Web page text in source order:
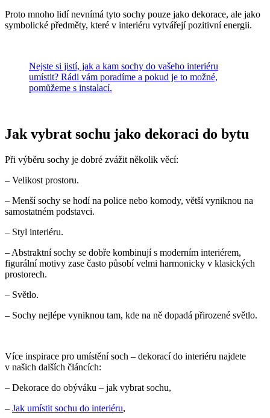
Proto mnoho lidí nevnímá tyto sochy pouze jako dekorace, ale jako
symbolické předměty, které v interiéru vytvářejí pozitivní energii.
Nejste si jistí, jak a kam sochy do vašeho interiéru
umístit? Rádi vám poradíme a pokud je to možné,
pomůžeme s instalací.
Jak vybrat sochu jako dekoraci do bytu
Při výběru sochy je dobré zvážit několik věcí:
– Velikost prostoru.
– Menší sochy se hodí na police nebo komody, větší vyniknou na
samostatném podstavci.
– Styl interiéru.
– Abstraktní sochy se dobře kombinují s moderním interiérem,
figurální motivy zase často působí velmi harmonicky v klasických
prostorech.
– Světlo.
– Sochy nejlépe vyniknou tam, kde na ně dopadá přirozené světlo.
Více inspirace pro umístění soch – dekorací do interiéru najdete
v našich dalších článcích:
– Dekorace do obýváku – jak vybrat sochu,
– Jak umístit sochu do interiéru,